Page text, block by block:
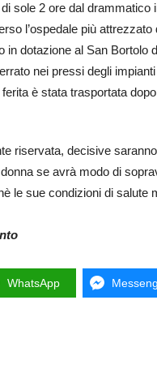
sole 2 ore dal
l’ospedale più
in dotazione al San Bortolo
nei pressi degli
è stata trasportata
riservata, decisive
se avrà modo di
le sue condizioni di salute
WhatsApp